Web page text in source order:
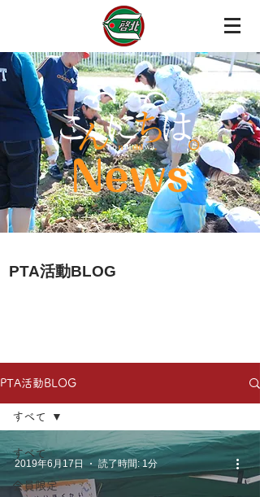
PTA活動BLOG
PTA活動BLOG
すべて
会員限定
すべて
2019年6月17日 読了時間: 1分